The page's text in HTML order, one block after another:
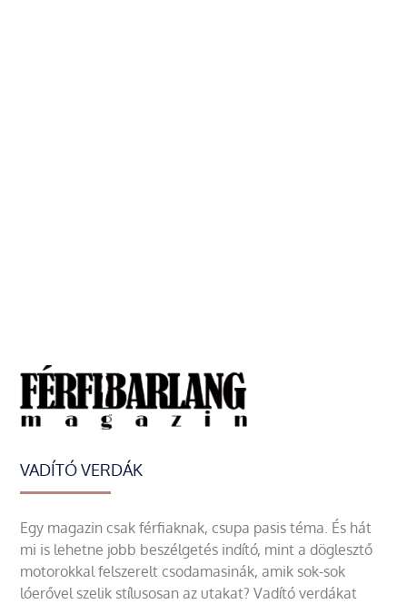
VADÍTÓ VERDÁK
Egy magazin csak férfiaknak, csupa pasis téma. És hát
mi is lehetne jobb beszélgetés indító, mint a döglesztő
motorokkal felszerelt csodamasinák, amik sok-sok
lóerővel szelik stílusosan az utakat? Vadító verdákat